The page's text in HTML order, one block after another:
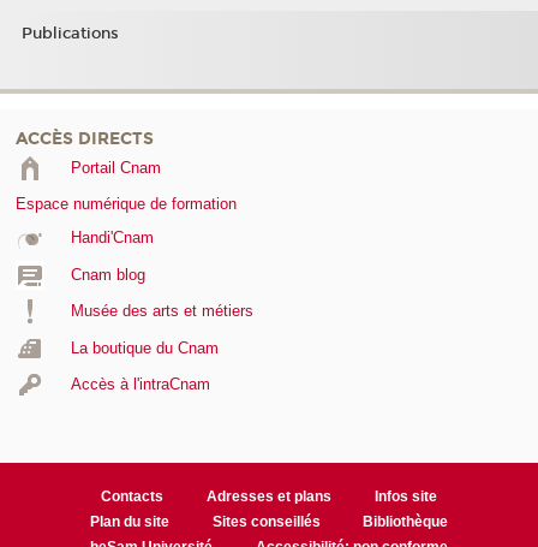
Publications
ACCÈS DIRECTS
Portail Cnam
Espace numérique de formation
Handi'Cnam
Cnam blog
Musée des arts et métiers
La boutique du Cnam
Accès à l'intraCnam
Contacts Adresses et plans
Infos site
Plan du site
Sites conseillés
Bibliothèque